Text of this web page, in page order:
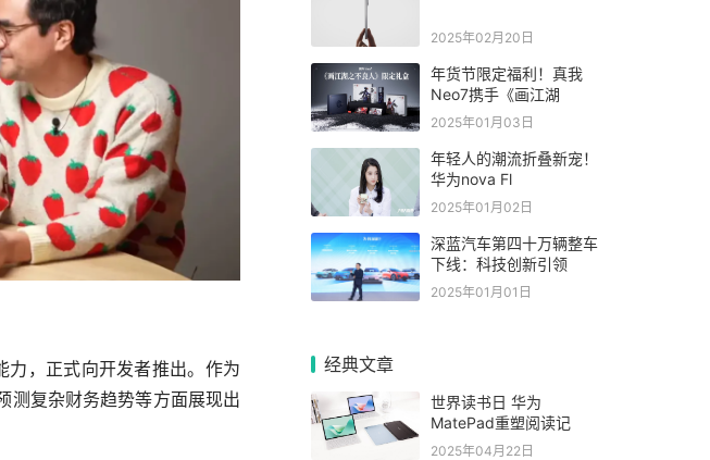
力，正式向开发者推出。作为
测复杂财务趋势等方面展现出
2025年02月20日
年货节限定福利！真我
Neo7携手《画江湖
2025年01月03日
年轻人的潮流折叠新宠！
华为nova Fl
2025年01月02日
深蓝汽车第四十万辆整车
下线：科技创新引领
2025年01月01日
经典文章
世界读书日 华为
MatePad重塑阅读记
2025年04月22日